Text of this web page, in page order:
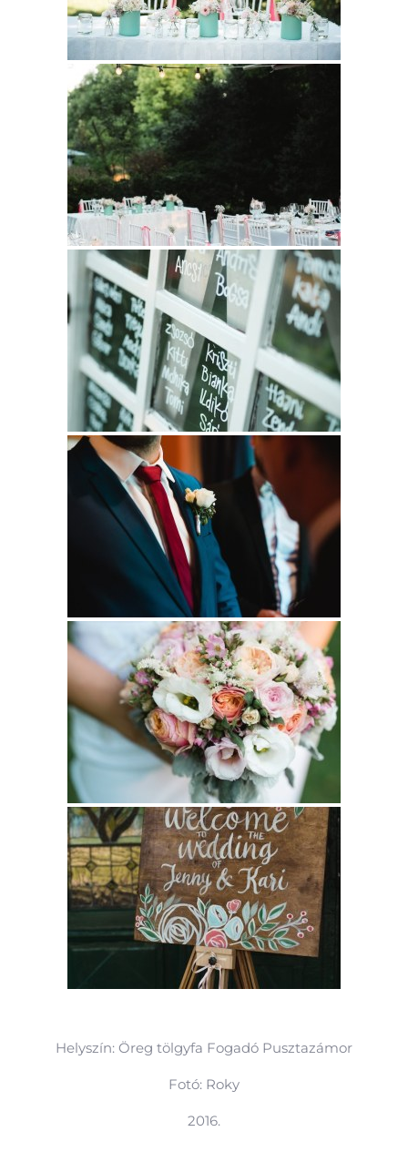
Helyszín: Öreg tölgyfa Fogadó Pusztazámor
Fotó: Roky
2016.